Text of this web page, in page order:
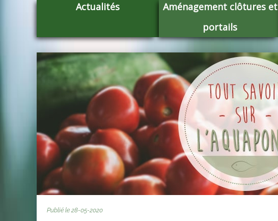
Actualités
Aménagement clôtures et
portails
Publié le 28-05-2020